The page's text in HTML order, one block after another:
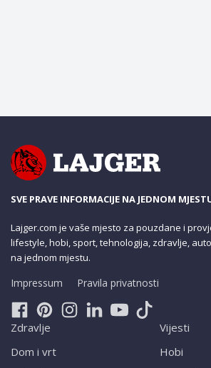
SVE PRAVE INFORMACIJE NA JEDNOM
Lajger.com je vaše mjesto za pouzdane i
lifestyle, hobi, sport, tehnologija, zdravlje,
na jednom mjestu.
Impressum Pravila privatnosti
Zdravlje
Dom i vrt
Vijesti
Hobi